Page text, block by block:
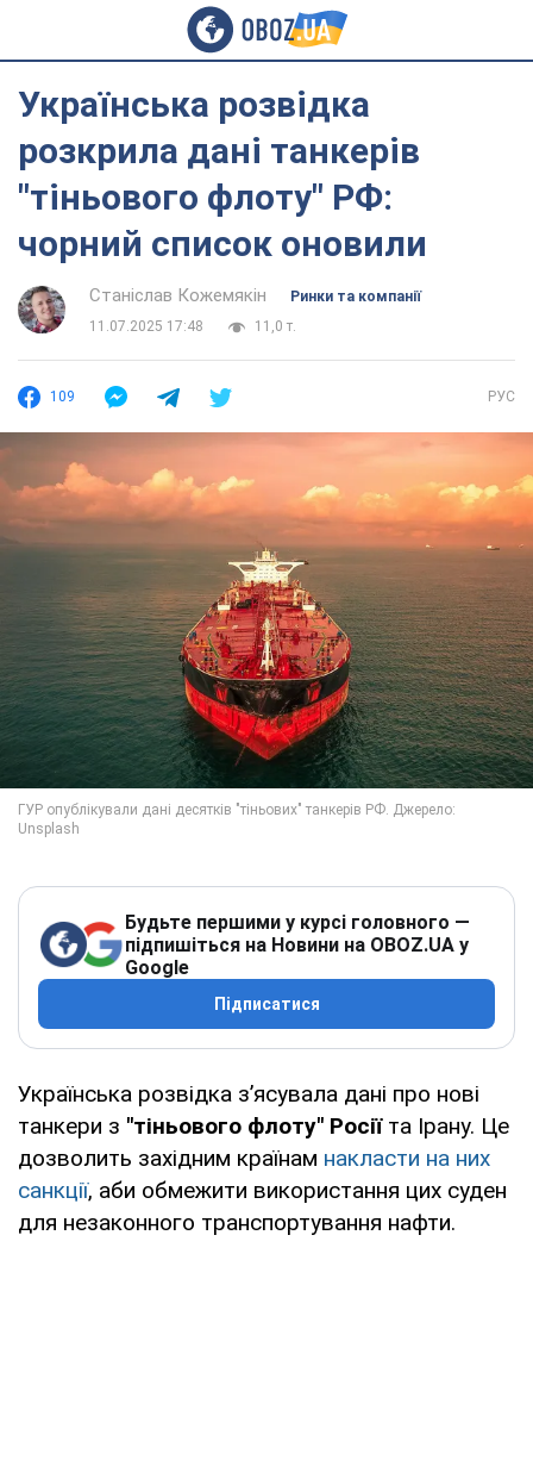
Українська розвідка
розкрила дані танкерів
"тіньового флоту" РФ:
чорний список оновили
Станіслав Кожемякін
Ринки та компанії
11.07.2025 17:48
11,0 т.
109 РУС
Будьте першими у курсі головного —
підпишіться на Новини на OBOZ.UA у
Google
Підписатися
Українська розвідка з’ясувала дані про нові
танкери з "тіньового флоту" Росіїта Ірану. Це
дозволить західним країнам накласти на них
санкції, аби обмежити використання цих суден
для незаконного транспортування нафти.